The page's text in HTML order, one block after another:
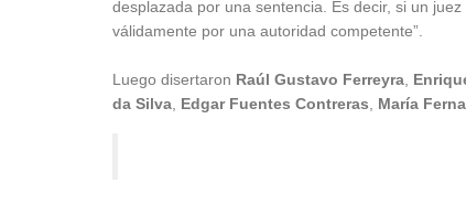
desplazada por una sentencia. Es decir, si un
válidamente por una autoridad competente”.
Luego disertaron Raúl Gustavo Ferreyra
da Silva Edgar Fuentes Contreras María